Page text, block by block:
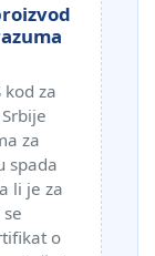
kod za
za
spada
li je za
o